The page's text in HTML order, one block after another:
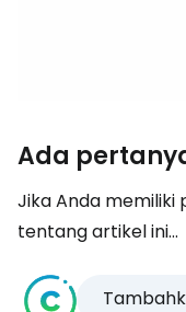
Ada
Jika Anda
tentang artikel ini...